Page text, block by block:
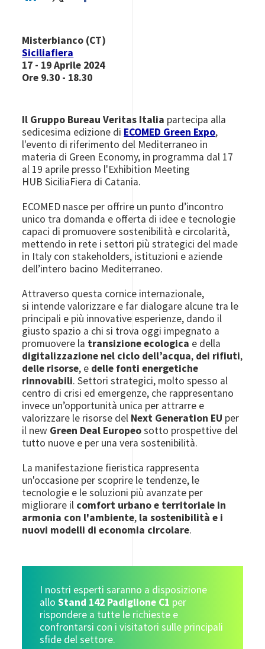
Misterbianco (CT)
Siciliafiera
17 - 19 Aprile 2024
Ore 9.30 - 18.30
Il Gruppo Bureau Veritas Italia partecipa alla
sedicesima edizione di ECOMED Green Expo,
l'evento di riferimento del Mediterraneo in
materia di Green Economy, in programma dal 17
al 19 aprile presso l'Exhibition Meeting
HUB SiciliaFiera di Catania.
ECOMED nasce per offrire un punto d’incontro
unico tra domanda e offerta di idee e tecnologie
capaci di promuovere sostenibilità e circolarità,
mettendo in rete i settori più strategici del made
in Italy con stakeholders, istituzioni e aziende
dell’intero bacino Mediterraneo.
Attraverso questa cornice internazionale,
si intende valorizzare e far dialogare alcune tra le
principali e più innovative esperienze, dando il
giusto spazio a chi si trova oggi impegnato a
promuovere la transizione ecologica e della
digitalizzazione nel ciclo dell’acqua, dei rifiuti,
delle risorse, e delle fonti energetiche
rinnovabili. Settori strategici, molto spesso al
centro di crisi ed emergenze, che rappresentano
invece un’opportunità unica per attrarre e
valorizzare le risorse del Next Generation EU per
il new Green Deal Europeosotto prospettive del
tutto nuove e per una vera sostenibilità.
La manifestazione fieristica rappresenta
un'occasione per scoprire le tendenze, le
tecnologie e le soluzioni più avanzate per
migliorare il comfort urbanoe territoriale in
armonia con l'ambiente, la sostenibilità e i
nuovi modelli di economia circolare.
I nostri esperti saranno a disposizione
alloStand 142 Padiglione C1 per
rispondere a tutte le richieste e
confrontarsi con i visitatori sulle principali
sfide del settore.